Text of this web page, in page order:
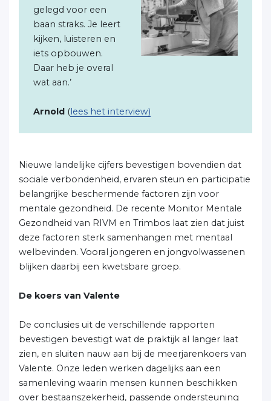
gelegd voor een
baan straks. Je leert
kijken, luisteren en
iets opbouwen.
Daar heb je overal
wat aan.’
Arnold (lees het interview)
Nieuwe landelijke cijfers bevestigen bovendien dat
sociale verbondenheid, ervaren steun en participatie
belangrijke beschermende factoren zijn voor
mentale gezondheid. De recente Monitor Mentale
Gezondheid van RIVM en Trimbos laat zien dat juist
deze factoren sterk samenhangen met mentaal
welbevinden. Vooral jongeren en jongvolwassenen
blijken daarbij een kwetsbare groep.
De koers van Valente
De conclusies uit de verschillende rapporten
bevestigen bevestigt wat de praktijk al langer laat
zien, en sluiten nauw aan bij de meerjarenkoers van
Valente. Onze leden werken dagelijks aan een
samenleving waarin mensen kunnen beschikken
over bestaanszekerheid, passende ondersteuning